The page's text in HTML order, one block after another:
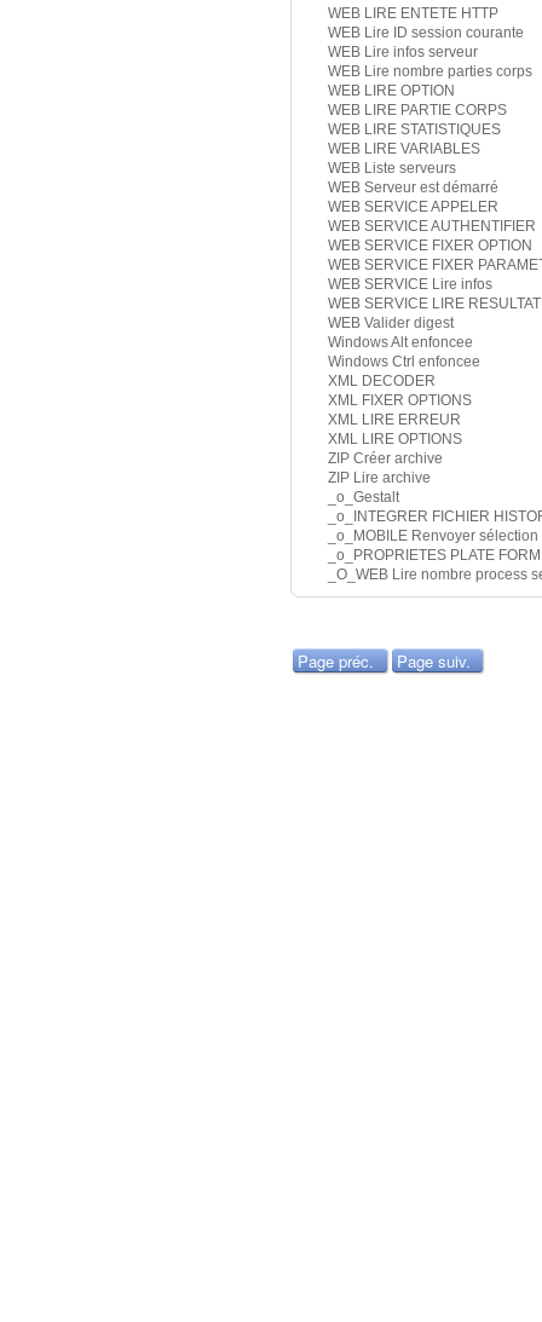
WEB LIRE ENTETE HTTP
WEB Lire ID session courante
WEB Lire infos serveur
WEB Lire nombre parties corps
WEB LIRE OPTION
WEB LIRE PARTIE CORPS
WEB LIRE STATISTIQUES
WEB LIRE VARIABLES
WEB Liste serveurs
WEB Serveur est démarré
WEB SERVICE APPELER
WEB SERVICE AUTHENTIFIER
WEB SERVICE FIXER OPTION
WEB SERVICE FIXER
WEB SERVICE Lire infos
WEB SERVICE LIRE RESULTAT
WEB Valider digest
Windows Alt enfoncee
Windows Ctrl enfoncee
XML DECODER
XML FIXER OPTIONS
XML LIRE ERREUR
XML LIRE OPTIONS
ZIP Créer archive
ZIP Lire archive
_o_Gestalt
_o_INTEGRER FICHIER
_o_MOBILE Renvoyer sélection
_o_PROPRIETES PLATE
_O_WEB Lire nombre process
Page préc. Page suiv.